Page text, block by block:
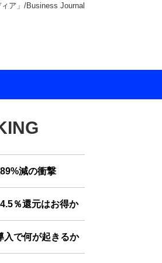
ア」/Business Journal
減の衝撃
％還元はお得か
入で何が起きるか
JOURNAL
JOURNAL